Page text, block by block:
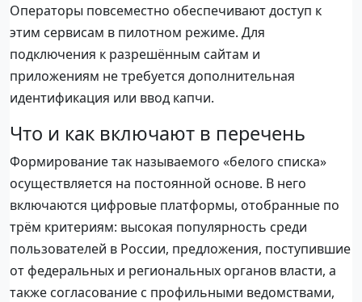
Операторы повсеместно обеспечивают доступ к
этим сервисам в пилотном режиме. Для
подключения к разрешённым сайтам и
приложениям не требуется дополнительная
идентификация или ввод капчи.
Что и как включают в перечень
Формирование так называемого «белого списка»
осуществляется на постоянной основе. В него
включаются цифровые платформы, отобранные по
трём критериям: высокая популярность среди
пользователей в России, предложения, поступившие
от федеральных и региональных органов власти, а
также согласование с профильными ведомствами,